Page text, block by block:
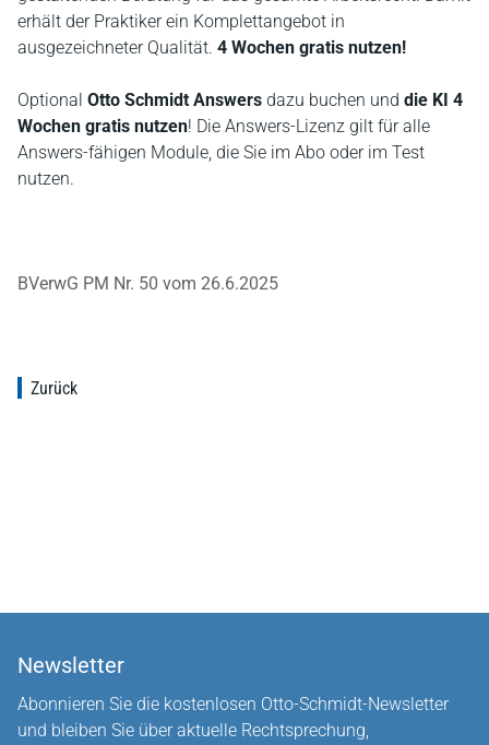
erhält der Praktiker ein Komplettangebot in
ausgezeichneter Qualität. 4 Wochen gratis nutzen!
Optional Otto Schmidt Answers dazu buchen und die KI 4
Wochen gratis nutzen! Die Answers-Lizenz gilt für alle
Answers-fähigen Module, die Sie im Abo oder im Test
nutzen.
BVerwG PM Nr. 50 vom 26.6.2025
Zurück
Newsletter
Abonnieren Sie die kostenlosen Otto-Schmidt-Newsletter
und bleiben Sie über aktuelle Rechtsprechung,